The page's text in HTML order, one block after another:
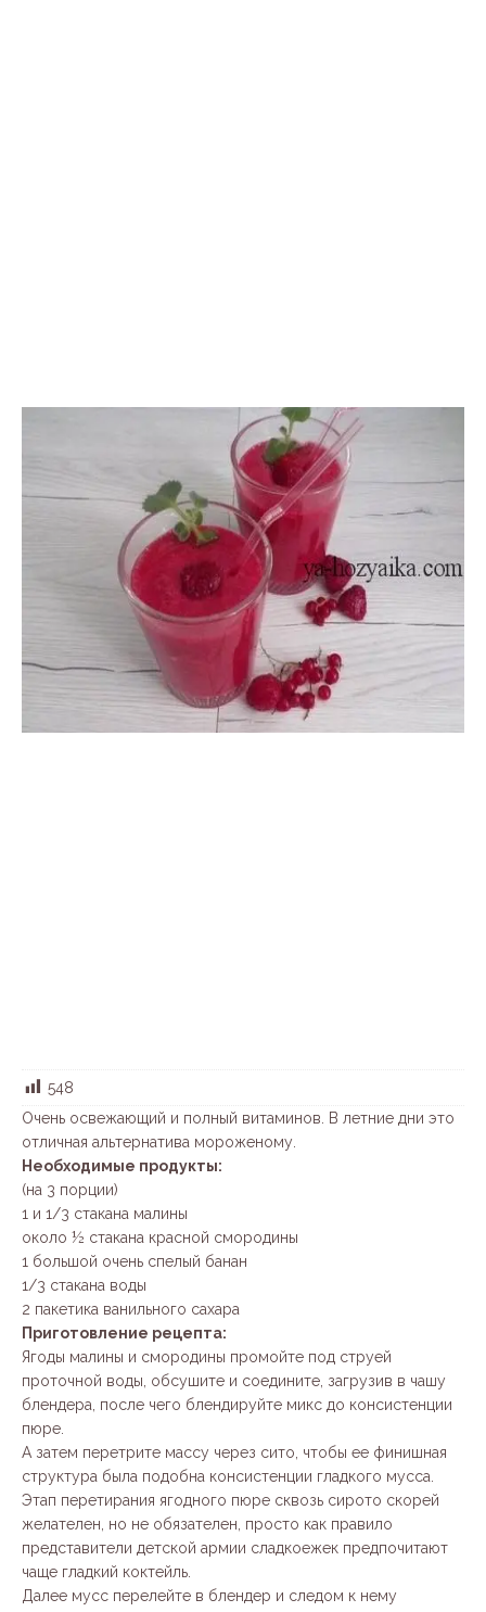
548
Очень освежающий и полный витаминов. В летние дни это
отличная альтернатива мороженому.
Необходимые продукты:
(на 3 порции)
1 и 1/3 стакана малины
около ½ стакана красной смородины
1 большой очень спелый банан
1/3 стакана воды
2 пакетика ванильного сахара
Приготовление рецепта:
Ягоды малины и смородины промойте под струей
проточной воды, обсушите и соедините, загрузив в чашу
блендера, после чего блендируйте микс до консистенции
пюре.
А затем перетрите массу через сито, чтобы ее финишная
структура была подобна консистенции гладкого мусса.
Этап перетирания ягодного пюре сквозь сирото скорей
желателен, но не обязателен, просто как правило
представители детской армии сладкоежек предпочитают
чаще гладкий коктейль.
Далее мусс перелейте в блендер и следом к нему